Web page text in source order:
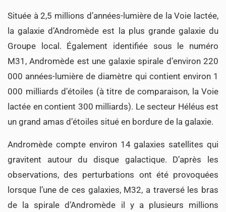
Située à 2,5 millions d’années-lumière de la Voie lactée,
la galaxie d’Andromède est la plus grande galaxie du
Groupe local. Également identifiée sous le numéro
M31, Andromède est une galaxie spirale d’environ 220
000 années-lumière de diamètre qui contient environ 1
000 milliards d’étoiles (à titre de comparaison, la Voie
lactée en contient 300 milliards). Le secteur Héléus est
un grand amas d’étoiles situé en bordure de la galaxie.
Andromède compte environ 14 galaxies satellites qui
gravitent autour du disque galactique. D’après les
observations, des perturbations ont été provoquées
lorsque l’une de ces galaxies, M32, a traversé les bras
de la spirale d’Andromède il y a plusieurs millions